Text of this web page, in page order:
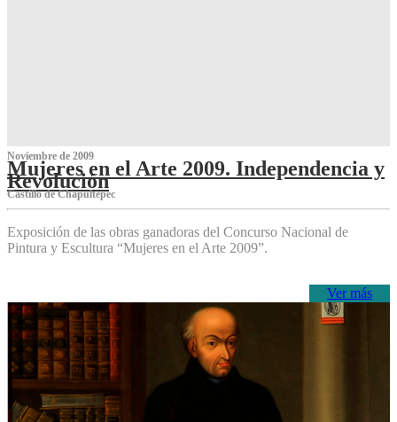
Noviembre de 2009
Mujeres en el Arte 2009. Independencia y
Revolución
Castillo de Chapultepec
Exposición de las obras ganadoras del Concurso Nacional de
Pintura y Escultura “Mujeres en el Arte 2009”.
Ver más